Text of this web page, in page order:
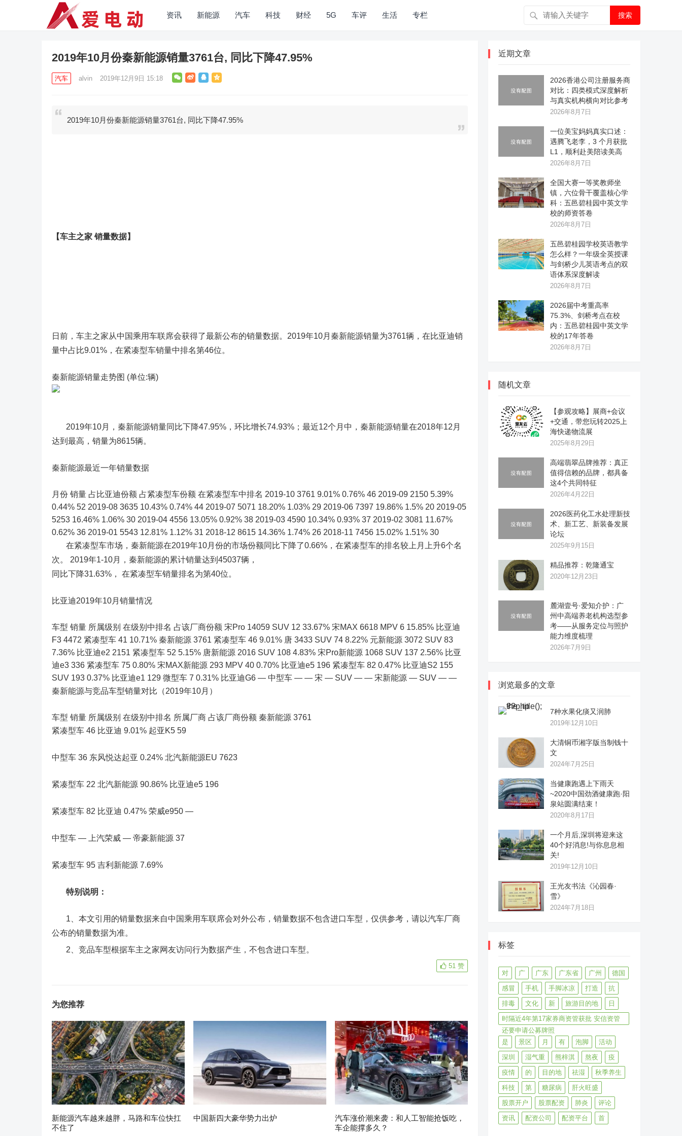
资讯 新能源 汽车 科技 财经 5G 车评 生活 专栏 搜索
2019年10月份秦新能源销量3761台, 同比下降47.95%
汽车 alvin 2019年12月9日 15:18
2019年10月份秦新能源销量3761台, 同比下降47.95%
【车主之家 销量数据】
日前，车主之家从中国乘用车联席会获得了最新公布的销量数据。2019年10月秦新能源销量为3761辆，在比亚迪销
量中占比9.01%，在紧凑型车销量中排名第46位。
秦新能源销量走势图 (单位:辆)
2019年10月，秦新能源销量同比下降47.95%，环比增长74.93%；最近12个月中，秦新能源销量在2018年12月
达到最高，销量为8615辆。
秦新能源最近一年销量数据
月份 销量 占比亚迪份额 占紧凑型车份额 在紧凑型车中排名 2019-10 3761 9.01% 0.76% 46 2019-09 2150 5.39%
0.44% 52 2019-08 3635 10.43% 0.74% 44 2019-07 5071 18.20% 1.03% 29 2019-06 7397 19.86% 1.5% 20 2019-05
5253 16.46% 1.06% 30 2019-04 4556 13.05% 0.92% 38 2019-03 4590 10.34% 0.93% 37 2019-02 3081 11.67%
0.62% 36 2019-01 5543 12.81% 1.12% 31 2018-12 8615 14.36% 1.74% 26 2018-11 7456 15.02% 1.51% 30
在紧凑型车市场，秦新能源在2019年10月份的市场份额同比下降了0.66%，在紧凑型车的排名较上月上升6个名
次。 2019年1-10月，秦新能源的累计销量达到45037辆，
同比下降31.63%， 在紧凑型车销量排名为第40位。
比亚迪2019年10月销量情况
车型 销量 所属级别 在级别中排名 占该厂商份额 宋Pro 14059 SUV 12 33.67% 宋MAX 6618 MPV 6 15.85% 比亚迪
F3 4472 紧凑型车 41 10.71% 秦新能源 3761 紧凑型车 46 9.01% 唐 3433 SUV 74 8.22% 元新能源 3072 SUV 83
7.36% 比亚迪e2 2151 紧凑型车 52 5.15% 唐新能源 2016 SUV 108 4.83% 宋Pro新能源 1068 SUV 137 2.56% 比亚
迪e3 336 紧凑型车 75 0.80% 宋MAX新能源 293 MPV 40 0.70% 比亚迪e5 196 紧凑型车 82 0.47% 比亚迪S2 155
SUV 193 0.37% 比亚迪e1 129 微型车 7 0.31% 比亚迪G6 — 中型车 — — 宋 — SUV — — 宋新能源 — SUV — —
秦新能源与竞品车型销量对比（2019年10月）
车型 销量 所属级别 在级别中排名 所属厂商 占该厂商份额 秦新能源 3761
紧凑型车 46 比亚迪 9.01% 起亚K5 59
中型车 36 东风悦达起亚 0.24% 北汽新能源EU 7623
紧凑型车 22 北汽新能源 90.86% 比亚迪e5 196
紧凑型车 82 比亚迪 0.47% 荣威e950 —
中型车 — 上汽荣威 — 帝豪新能源 37
紧凑型车 95 吉利新能源 7.69%
特别说明：
1、本文引用的销量数据来自中国乘用车联席会对外公布，销量数据不包含进口车型，仅供参考，请以汽车厂商
公布的销量数据为准。
2、竞品车型根据车主之家网友访问行为数据产生，不包含进口车型。
51 赞
为您推荐
新能源汽车越来越胖，马路和车位快扛
不住了
中国新四大豪华势力出炉
汽车涨价潮来袭：和人工智能抢饭吃，
车企能撑多久？
近期文章
2026香港公司注册服务商
对比：四类模式深度解析
与真实机构横向对比参考
2026年8月7日
一位美宝妈妈真实口述：
遇腾飞老李，3 个月获批
L1，顺利赴美陪读美高
2026年8月7日
全国大赛一等奖教师坐
镇，六位骨干覆盖核心学
科：五邑碧桂园中英文学
校的师资答卷
2026年8月7日
五邑碧桂园学校英语教学
怎么样？一年级全英授课
与剑桥少儿英语考点的双
语体系深度解读
2026年8月7日
2026届中考重高率
75.3%、剑桥考点在校
内：五邑碧桂园中英文学
校的17年答卷
2026年8月7日
随机文章
【参观攻略】展商+会议
+交通，带您玩转2025上
海快递物流展
2025年8月29日
高端翡翠品牌推荐：真正
值得信赖的品牌，都具备
这4个共同特征
2026年4月22日
2026医药化工水处理新技
术、新工艺、新装备发展
论坛
2025年9月15日
精品推荐：乾隆通宝
2020年12月23日
麓湖壹号·爱知介护：广
州中高端养老机构选型参
考——从服务定位与照护
能力维度梳理
2026年7月9日
浏览最多的文章
7种水果化痰又润肺
2019年12月10日
大清铜币湘字版当制钱十
文
2024年7月25日
当健康跑遇上下雨天
~2020中国劲酒健康跑·阳
泉站圆满结束！
2020年8月17日
一个月后,深圳将迎来这
40个好消息!与你息息相
关!
2019年12月10日
王光友书法《沁园春·
雪》
2024年7月18日
标签
对 广 广东 广东省 广州
德国
感冒
手机 手脚冰凉 打造
抗
排毒
文化 新 旅游目的地
日
时隔近4年第17家券商资管获批 安信资管
还要申请公募牌照
是
景区 月 有 泡脚
活动
深圳
湿气重 熊梓淇 熬夜
疫
疫情
的 目的地 祛湿
秋季养生
科技
第 糖尿病
肝火旺盛
股票开户
股票配资 肺炎
评论
资讯
配资公司 配资平台 首